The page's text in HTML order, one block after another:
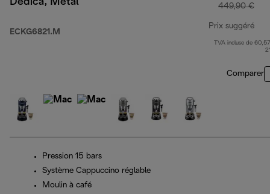
Dedica, Metal
ECKG6821.M
449,90 €
Prix suggéré
TVA incluse de
Comparer
Pression 15 bars
Système Cappuccino réglable
Moulin à café